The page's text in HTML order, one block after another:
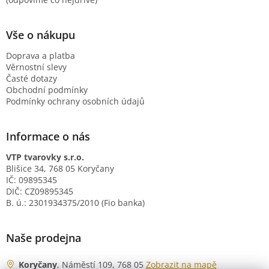
Vše o nákupu
Doprava a platba
Věrnostní slevy
Časté dotazy
Obchodní podmínky
Podmínky ochrany osobních údajů
Informace o nás
VTP tvarovky s.r.o.
Blišice 34, 768 05 Koryčany
IČ: 09895345
DIČ: CZ09895345
B. ú.: 2301934375/2010 (Fio banka)
Naše prodejna
Koryčany, Náměstí 109, 768 05 Zobrazit na mapě